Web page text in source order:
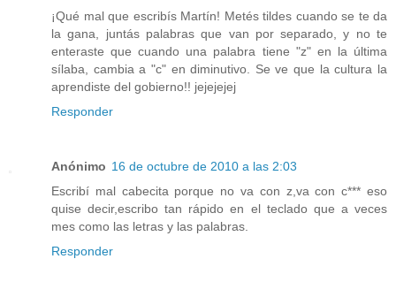
¡Qué mal que escribís Martín! Metés tildes cuando se te da
la gana, juntás palabras que van por separado, y no te
enteraste que cuando una palabra tiene "z" en la última
sílaba, cambia a "c" en diminutivo. Se ve que la cultura la
aprendiste del gobierno!! jejejejej
Responder
Anónimo 16 de octubre de 2010 a las 2:03
Escribí mal cabecita porque no va con z,va con c*** eso
quise decir,escribo tan rápido en el teclado que a veces
mes como las letras y las palabras.
Responder